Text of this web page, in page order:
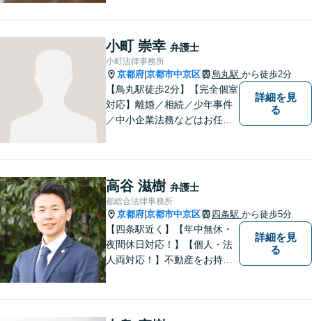
寧をモットーとして全力でそ
の解決にあたります。どんな
に困難でも、常に明るく、前
向きな気持ちをもって、ご依
頼者様とともにより良い解決
を目指します。
小町 崇幸 弁護士
小町法律事務所
京都府 京都市中京区 烏丸駅 から徒歩2分
【鳥丸駅徒歩2分】【完全個室
対応】離婚／相続／少年事件
／中小企業法務などはお任せ
はお気軽にご相談ください！
【近隣駐車場あり】
詳細を見
る
高谷 滋樹 弁護士
都総合法律事務所
京都府 京都市中京区 四条駅 から徒歩5分
【四条駅近く】【年中無休・
夜間休日対応！】【個人・法
人両対応！】不動産をお持ち
詳細を見
る